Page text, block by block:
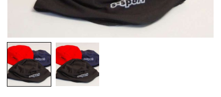
Über uns
Team
Kontakt